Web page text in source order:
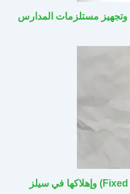
وتجهيز مستلزمات المدارس
كيف تدير الأصول الثابتة (Fixed Assets) وإهلاكها في سيلز